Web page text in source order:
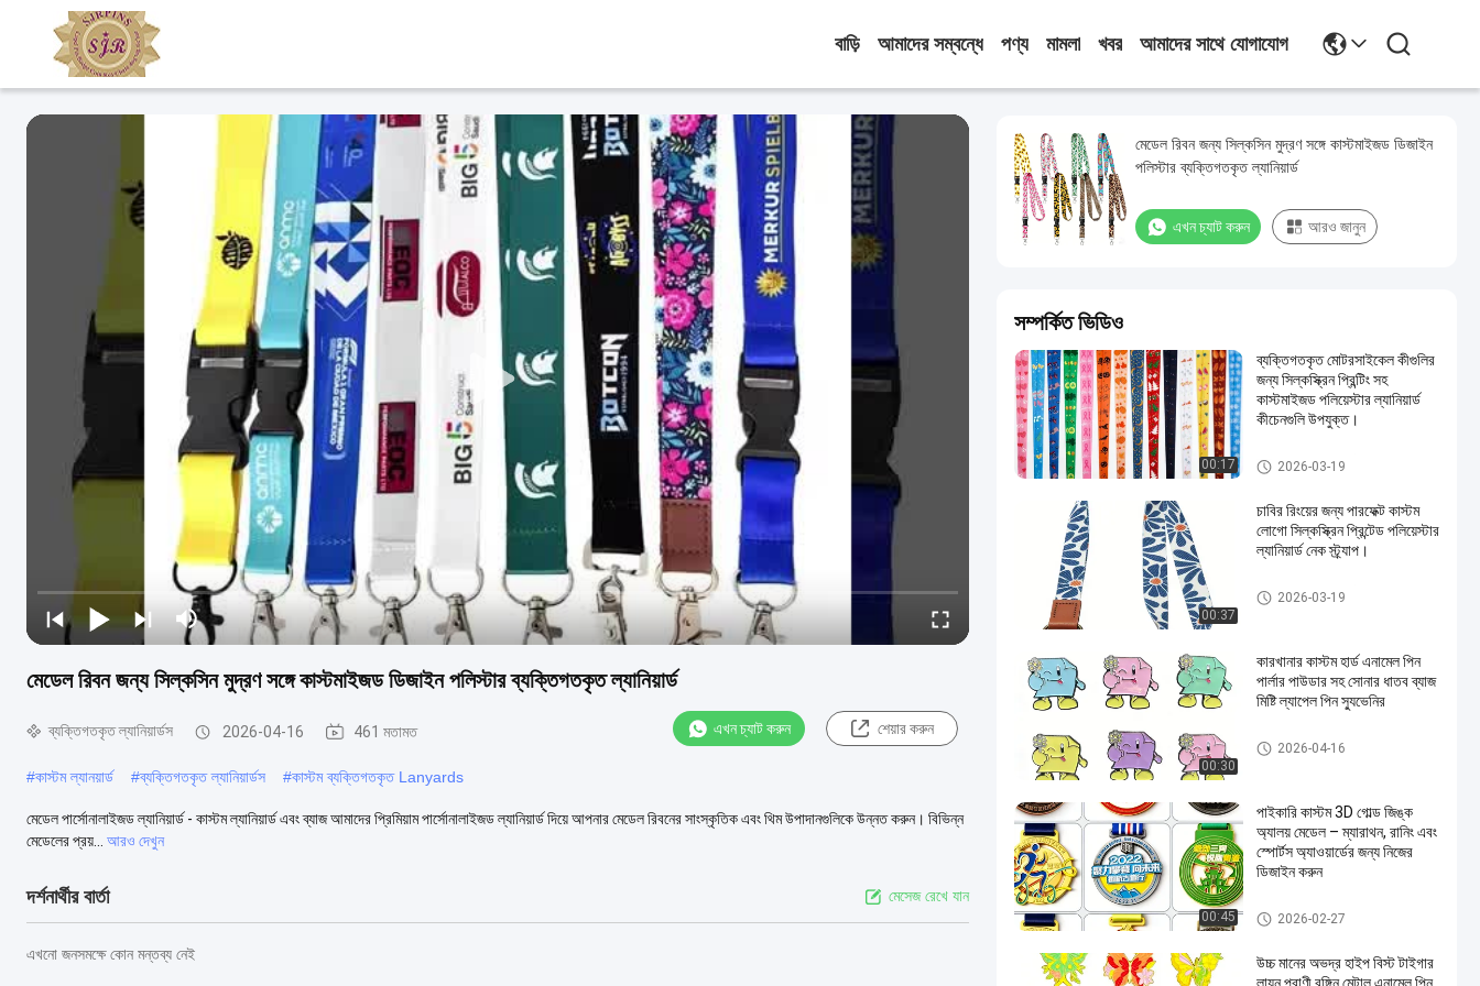
বাড়ি আমাদের সম্বন্ধে পণ্য মামলা খবর আমাদের সাথে যোগাযোগ
মেডেল রিবন জন্য সিল্কসিন মুদ্রণ সঙ্গে কাস্টমাইজড ডিজাইন পলিস্টার ব্যক্তিগতকৃত ল্যানিয়ার্ড
ব্যক্তিগতকৃত ল্যানিয়ার্ডস 2026-04-16 461 মতামত এখন চ্যাট করুন শেয়ার করুন
#কাস্টম ল্যানয়ার্ড #ব্যক্তিগতকৃত ল্যানিয়ার্ডস #কাস্টম ব্যক্তিগতকৃত Lanyards
মেডেল পার্সোনালাইজড ল্যানিয়ার্ড - কাস্টম ল্যানিয়ার্ড এবং ব্যাজ আমাদের প্রিমিয়াম পার্সোনালাইজড ল্যানিয়ার্ড দিয়ে আপনার মেডেল রিবনের সাংস্কৃতিক এবং থিম উপাদানগুলিকে উন্নত করুন। বিভিন্ন
মেডেলের প্রয়...
আরও দেখুন
দর্শনার্থীর বার্তা মেসেজ রেখে যান
এখনো জনসমক্ষে কোন মন্তব্য নেই
মেডেল রিবন জন্য সিল্কসিন মুদ্রণ সঙ্গে কাস্টমাইজড ডিজাইন
পলিস্টার ব্যক্তিগতকৃত ল্যানিয়ার্ড
এখন চ্যাট করুন আরও জানুন
সম্পর্কিত ভিডিও
00:17
ব্যক্তিগতকৃত মোটরসাইকেল কীগুলির
জন্য সিল্কস্ক্রিন প্রিন্টিং সহ
কাস্টমাইজড পলিয়েস্টার ল্যানিয়ার্ড
কীচেনগুলি উপযুক্ত।
ব্যক্তিগতকৃত ল্যানিয়ার্ডস
2026-03-19
00:37
চাবির রিংয়ের জন্য পারফেক্ট কাস্টম
লোগো সিল্কস্ক্রিন প্রিন্টেড পলিয়েস্টার
ল্যানিয়ার্ড নেক স্ট্র্যাপ।
ব্যক্তিগতকৃত ল্যানিয়ার্ডস
2026-03-19
00:30
কারখানার কাস্টম হার্ড এনামেল পিন ️
পার্লার পাউডার সহ সোনার ধাতব ব্যাজ ️
মিষ্টি ল্যাপেল পিন স্যুভেনির
কাস্টম লেপেল পিন
2026-04-16
00:45
পাইকারি কাস্টম 3D গোল্ড জিঙ্ক
অ্যালয় মেডেল – ম্যারাথন, রানিং এবং
স্পোর্টস অ্যাওয়ার্ডের জন্য নিজের
ডিজাইন করুন
কাস্টম পদক
2026-02-27
উচ্চ মানের অভদ্র হাইপ বিস্ট টাইগার